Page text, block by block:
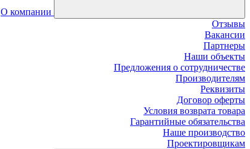
О компании
Отзывы
Вакансии
Партнеры
Наши объекты
Предложения о сотрудничестве
Производителям
Реквизиты
Договор оферты
Условия возврата товара
Гарантийные обязательства
Наше производство
Проектировщикам